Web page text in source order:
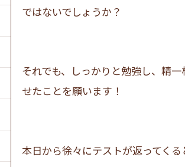
ではないでしょうか？
それでも、しっかりと勉強し、精
せたことを願います！
本日から徐々にテストが返ってくる